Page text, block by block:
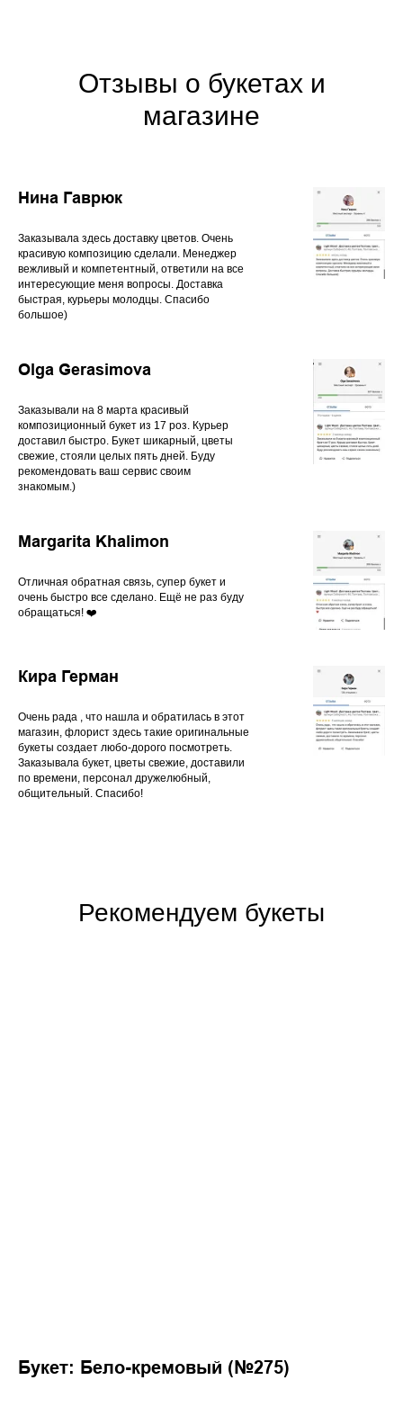
Отзывы о букетах и
магазине
Нина Гаврюк
Заказывала здесь доставку цветов. Очень
красивую композицию сделали. Менеджер
вежливый и компетентный, ответили на все
интересующие меня вопросы. Доставка
быстрая, курьеры молодцы. Спасибо
большое)
Olga Gerasimova
Заказывали на 8 марта красивый
композиционный букет из 17 роз. Курьер
доставил быстро. Букет шикарный, цветы
свежие, стояли целых пять дней. Буду
рекомендовать ваш сервис своим
знакомым.)
Margarita Khalimon
Отличная обратная связь, супер букет и
очень быстро все сделано. Ещё не раз буду
обращаться! ❤️
Кира Герман
Очень рада , что нашла и обратилась в этот
магазин, флорист здесь такие оригинальные
букеты создает любо-дорого посмотреть.
Заказывала букет, цветы свежие, доставили
по времени, персонал дружелюбный,
общительный. Спасибо!
Рекомендуем букеты
Букет: Бело-кремовый (№275)